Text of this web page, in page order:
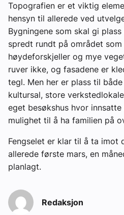
Topografien er et viktig
hensyn til allerede ved
Bygningene som skal gi
spredt rundt på området
høydeforskjeller og mye
ruver ikke, og fasadene er
tegl. Men her er plass til
kultursal, store
eget besøkshus hvor
mulighet til å ha familien på
Fengselet er klar til å ta imot
allerede første mars, en
planlagt.
Redaksjon